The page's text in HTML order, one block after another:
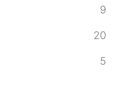
9
20
5